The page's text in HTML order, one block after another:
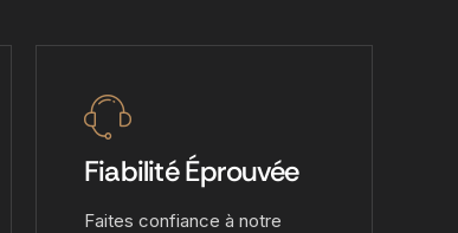
Fiabilité Éprouvée
Faites confiance à notre